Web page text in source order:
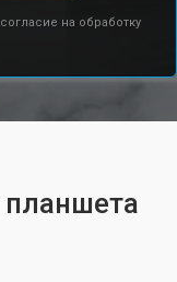
на обработку
планшета